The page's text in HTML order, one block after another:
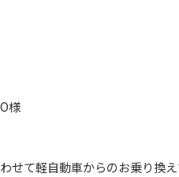
様
せて軽自動車からのお乗り換え